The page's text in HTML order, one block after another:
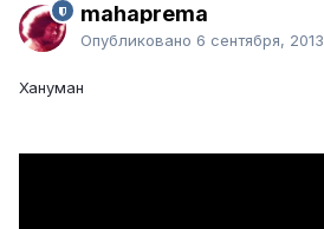
mahaprema
Опубликовано 6 сентября, 2013
Хануман